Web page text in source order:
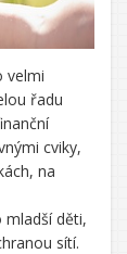
velmi
řadu
cviky,
na
děti,
sítí.